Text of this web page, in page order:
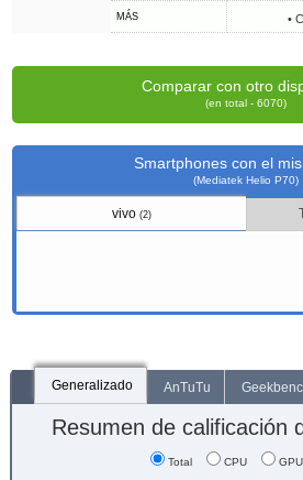
MÁS •
Comparar con otro
(en total - 6070)
Smartphones con el
(Mediatek Helio P70)
vivo(2)
Generalizado AnTuTu
Resumen de calificación
Total CPU GPU